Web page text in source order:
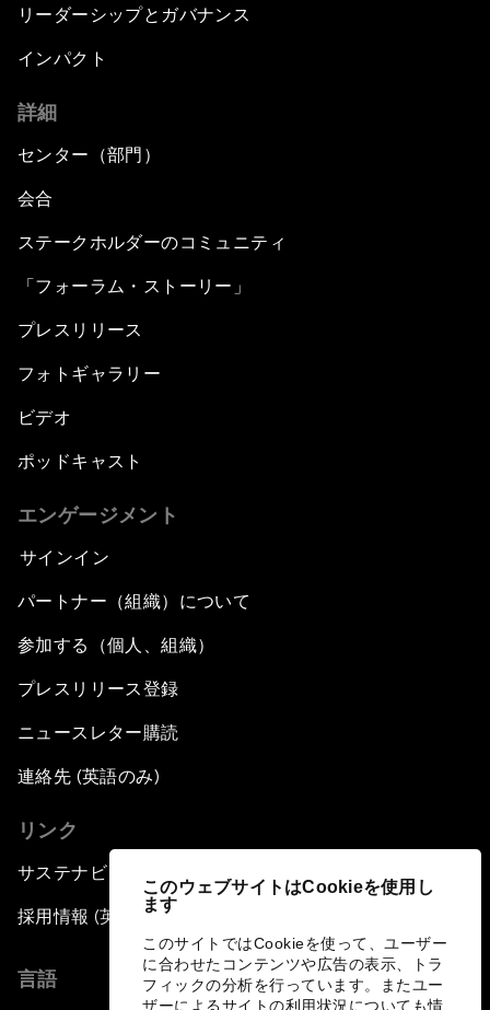
このウェブサイトはCookieを使用し
ます
このサイトではCookieを使って、ユーザー
に合わせたコンテンツや広告の表示、トラ
フィックの分析を行っています。またユー
ザーによるサイトの利用状況についても情
リーダーシップとガバナンス
インパクト
詳細
センター（部門）
会合
ステークホルダーのコミュニティ
「フォーラム・ストーリー」
プレスリリース
フォトギャラリー
ビデオ
ポッドキャスト
エンゲージメント
サインイン
パートナー（組織）について
参加する（個人、組織）
プレスリリース登録
ニュースレター購読
連絡先 (英語のみ)
リンク
サステナビリティへの取り組み
採用情報 (英語のみ)
言語